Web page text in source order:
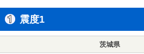
震度1
茨城県